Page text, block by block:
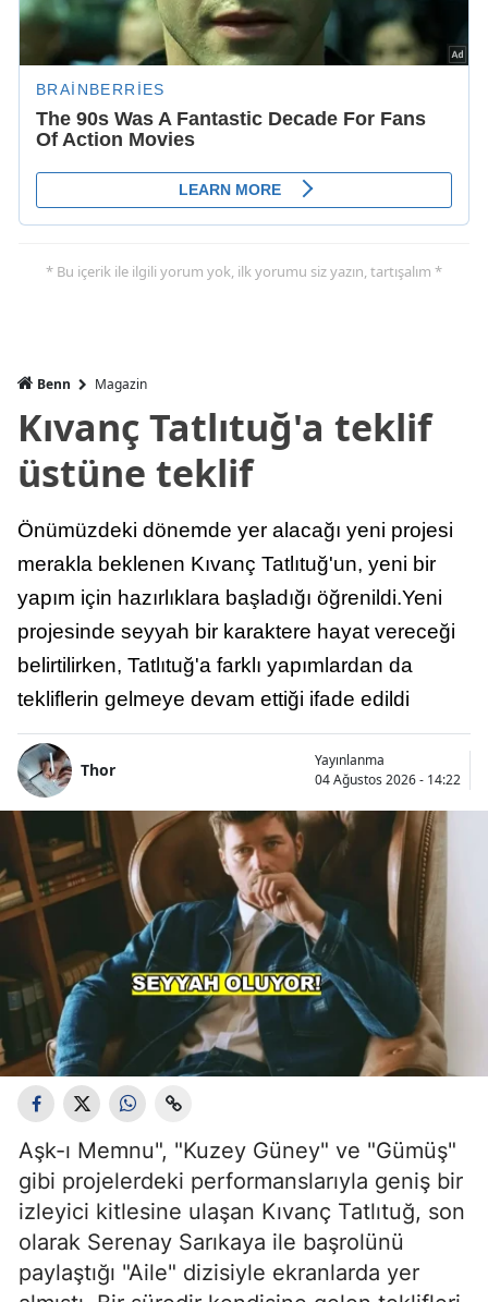
* Bu içerik ile ilgili yorum yok, ilk yorumu siz yazın, tartışalım *
Benn Magazin
Kıvanç Tatlıtuğ'a teklif
üstüne teklif
Önümüzdeki dönemde yer alacağı yeni projesi
merakla beklenen Kıvanç Tatlıtuğ'un, yeni bir
yapım için hazırlıklara başladığı öğrenildi.Yeni
projesinde seyyah bir karaktere hayat vereceği
belirtilirken, Tatlıtuğ'a farklı yapımlardan da
tekliflerin gelmeye devam ettiği ifade edildi
Thor
Yayınlanma
04 Ağustos 2026 - 14:22
Aşk-ı Memnu", "Kuzey Güney" ve "Gümüş"
gibi projelerdeki performanslarıyla geniş bir
izleyici kitlesine ulaşan Kıvanç Tatlıtuğ, son
olarak Serenay Sarıkaya ile başrolünü
paylaştığı "Aile" dizisiyle ekranlarda yer